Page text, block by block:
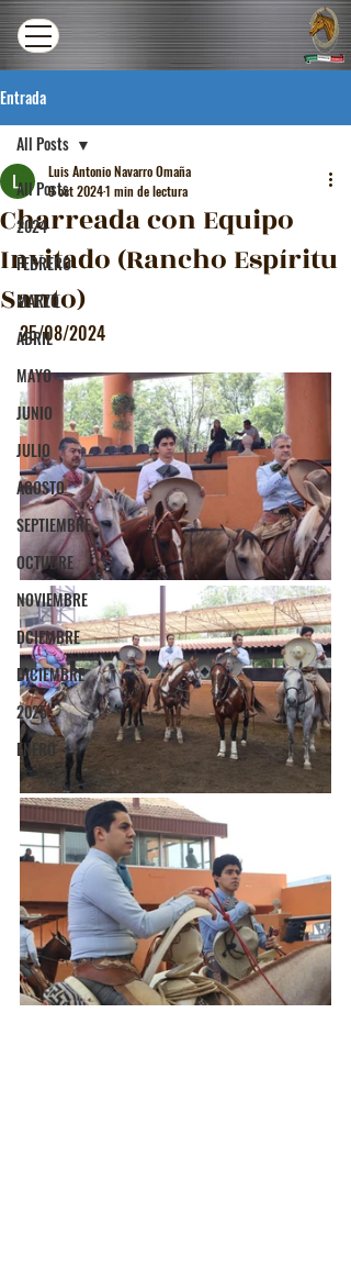
Entrada
All Posts
2024
FEBRERO
MARZO
ABRIL
MAYO
JUNIO
JULIO
AGOSTO
SEPTIEMBRE
OCTUBRE
NOVIEMBRE
DCIEMBRE
DICIEMBRE
2025
ENERO
All Posts
Charreada con Equipo
Invitado (Rancho Espíritu
Santo)
Luis Antonio Navarro Omaña
9 oct 20241 min de lectura
25/08/2024